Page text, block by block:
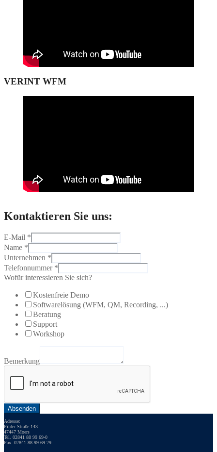
VERINT WFM
Kontaktieren Sie uns:
E-Mail *
Name *
Unternehmen *
Telefonnummer *
Wofür interessieren Sie sich?
Kostenfreie Demo
Softwarelösung (WFM, QM, Recording, ...)
Beratung
Support
Workshop
Bemerkung
Absenden
Adresse:
Filder Straße 143
47447 Moers
Tel. 02841 88 99 69-0
Fax. 02841 88 99 69 29